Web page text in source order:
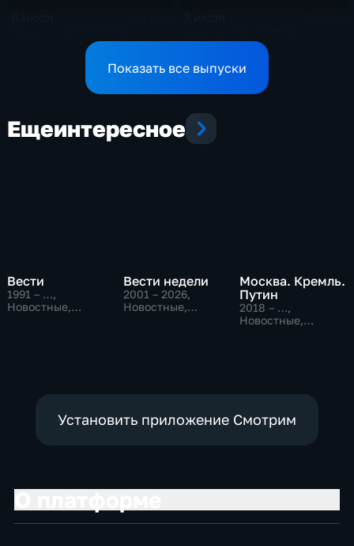
Показать все выпуски
Ещеинтересное
Вести
1991 – …,
Новостные,
Вести недели
2001 – 2026,
Новостные,
Москва. Кремль.
Путин
2018 – …,
Новостные,
Установить приложение Смотрим